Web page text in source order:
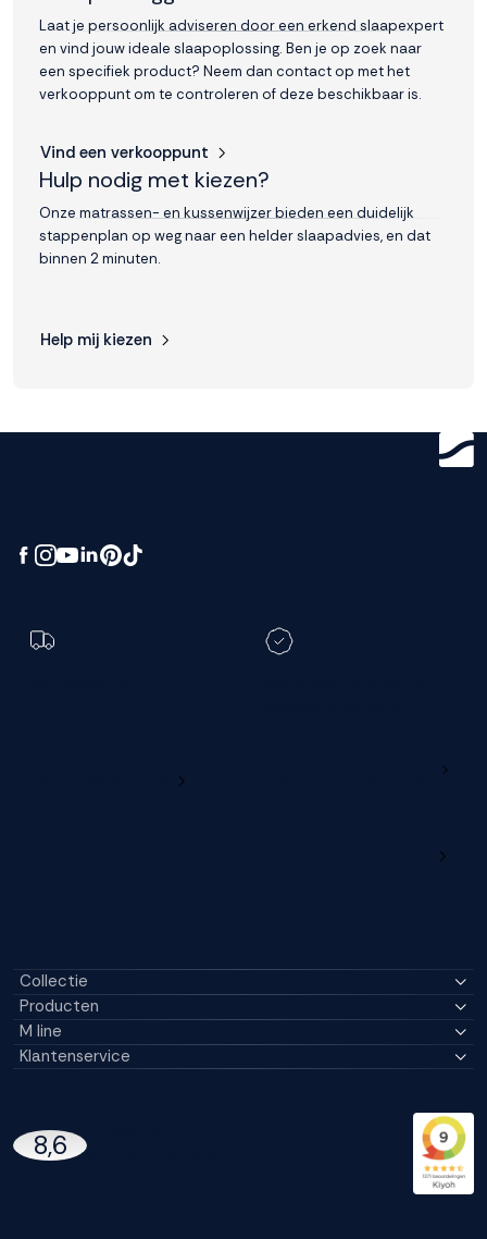
Laat je persoonlijk adviseren door een erkend slaapexpert
en vind jouw ideale slaapoplossing. Ben je op zoek naar
een specifiek product? Neem dan contact op met het
verkooppunt om te controleren of deze beschikbaar is.
Vind een verkooppunt
Hulp nodig met kiezen?
Onze matrassen- en kussenwijzer bieden een duidelijk
stappenplan op weg naar een helder slaapadvies, en dat
binnen 2 minuten.
Help mij kiezen
Collectie
Producten
M line
Klantenservice
8,6